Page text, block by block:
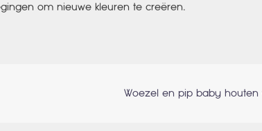
om nieuwe kleuren te creëren.
Woezel en pip baby houten